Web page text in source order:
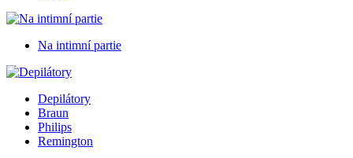
Na intimní partie
Depilátory
Braun
Philips
Remington